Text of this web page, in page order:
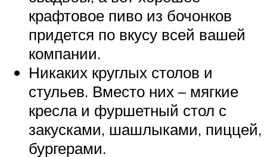
крафтовое пиво из бочонков
придется по вкусу всей вашей
компании.
Никаких круглых столов и
стульев. Вместо них – мягкие
кресла и фуршетный стол с
закусками, шашлыками, пиццей,
бургерами.